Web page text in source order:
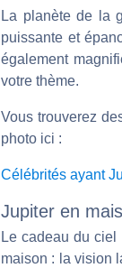
La planète de la
puissante et
également
votre thème.
Vous trouverez
photo ici :
Célébrités ayant
Jupiter en
Le cadeau du
maison : la vision